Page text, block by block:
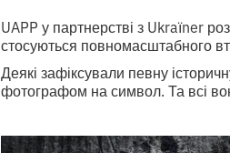
UAPP у партнерстві з Ukraїner
стосуються повномасштабного
Деякі зафіксували певну
фотографом на символ. Та всі